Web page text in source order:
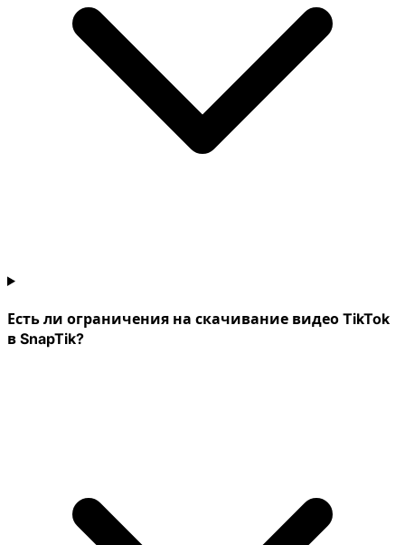
Есть ли ограничения на скачивание видео TikTok
в SnapTik?